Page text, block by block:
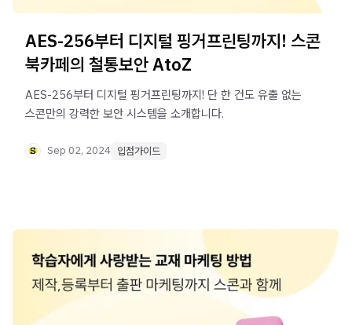
AES-256부터 디지털 핑거프린팅까지! 스콘
북카페의 철통보안 AtoZ
AES-256부터 디지털 핑거프린팅까지! 단 한 건도 유출 없는
스콘만의 강력한 보안 시스템을 소개합니다.
Sep 02, 2024 입점가이드